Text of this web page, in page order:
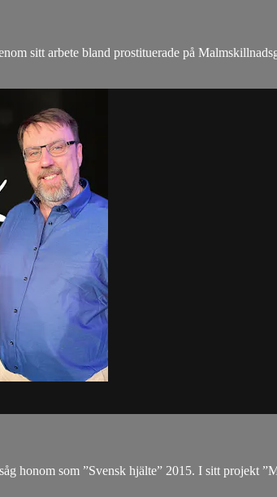
sitt arbete bland prostituerade på
honom som ”Svensk hjälte” 2015. I sitt projekt